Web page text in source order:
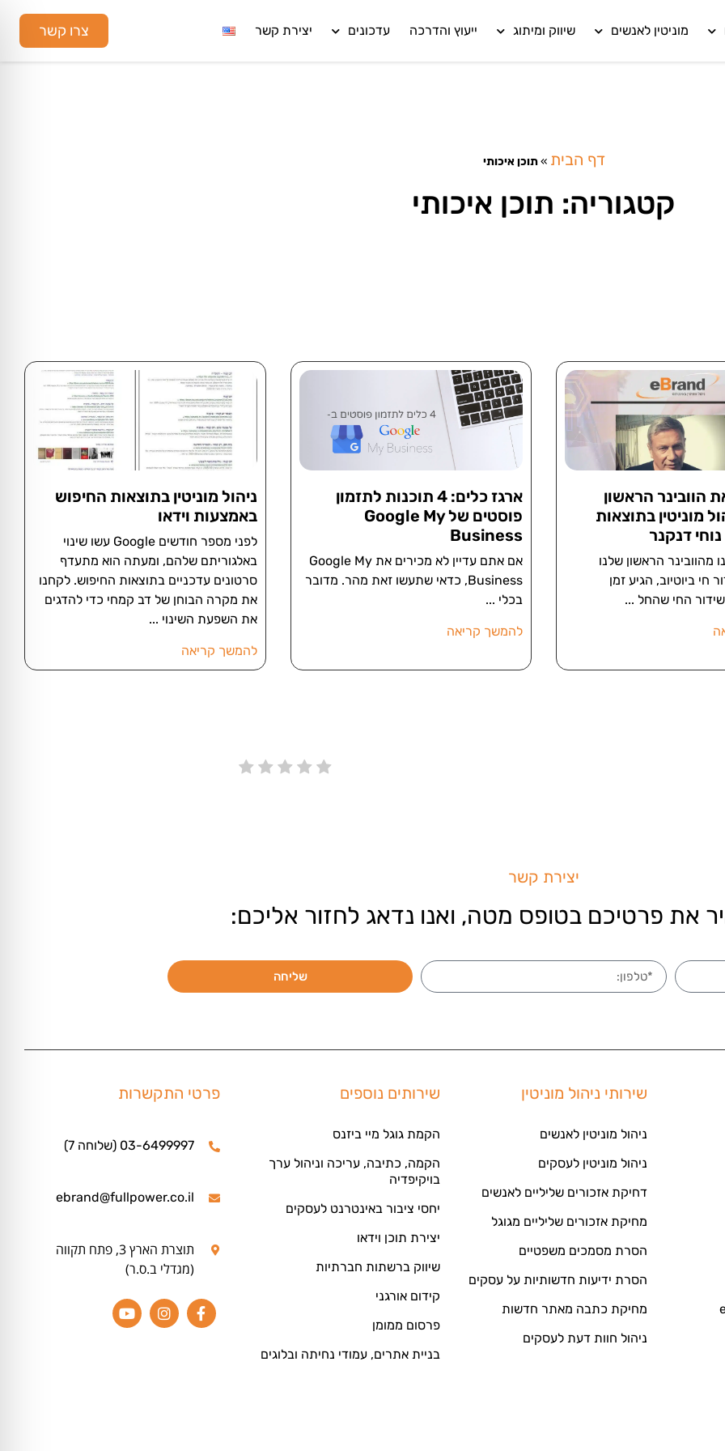
מוניטין לאנשים שיווק ומיתוג ייעוץ והדרכה עדכונים יצירת קשר צרו קשר
דף הבית »תוכן איכותי
קטגוריה: תוכן איכותי
הוובינר הראשון
מוניטין בתוצאות
דנקנר
מהוובינר הראשון שלנו
חי ביוטיוב, הגיע זמן
החי שהחל
ארגז כלים: 4 תוכנות לתזמון
פוסטים של Google My
Business
אם אתם עדיין לא מכירים את Google My
Business, כדאי שתעשו זאת מהר. מדובר
בכלי
להמשך קריאה
ניהול מוניטין בתוצאות החיפוש
באמצעות וידאו
לפני מספר חודשים Google עשו שינוי
באלגוריתם שלהם, ומעתה הוא מתעדף
סרטונים עדכניים בתוצאות החיפוש. לקחנו
את מקרה הבוחן של דב קמחי כדי להדגים
את השפעת השינוי
להמשך קריאה
יצירת קשר
את פרטיכם בטופס מטה, ואנו נדאג לחזור אליכם:
שליחה
שירותי ניהול מוניטין
ניהול מוניטין לאנשים
ניהול מוניטין לעסקים
דחיקת אזכורים שליליים לאנשים
מחיקת אזכורים שליליים מגוגל
הסרת מסמכים משפטיים
הסרת ידיעות חדשותיות על עסקים
מחיקת כתבה מאתר חדשות
ניהול חוות דעת לעסקים
שירותים נוספים
הקמת גוגל מיי ביזנס
הקמה, כתיבה, עריכה וניהול ערך
בויקיפדיה
יחסי ציבור באינטרנט לעסקים
יצירת תוכן וידאו
שיווק ברשתות חברתיות
קידום אורגני
פרסום ממומן
בניית אתרים, עמודי נחיתה ובלוגים
פרטי התקשרות
03-6499997 (שלוחה 7)
ebrand@fullpower.co.il
תוצרת הארץ 3, פתח תקווה
(מגדלי ב.ס.ר)